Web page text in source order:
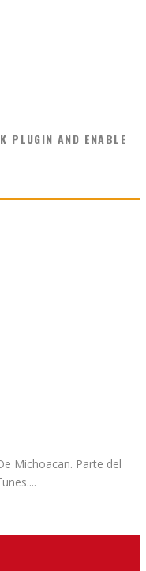
PLUGIN AND ENABLE
Michoacan. Parte del
...